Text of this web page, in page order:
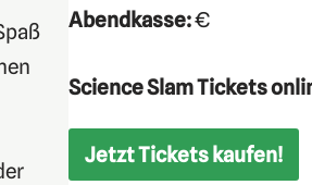
Abendkasse:€
Science Slam Tickets
Jetzt Tickets kaufen!